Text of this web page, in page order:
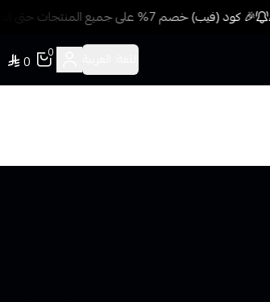
🎉 كود (فيب) خصم 7% على جميع المنتجات حتى المخفضة مسبقًا للمشتريات 499 ريال + شحن وتوصيل مجاني
0
0